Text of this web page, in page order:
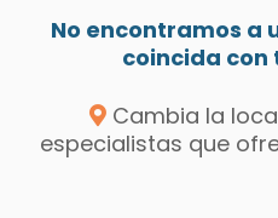
No encontramos a
coincida con
Cambia la
especialistas que